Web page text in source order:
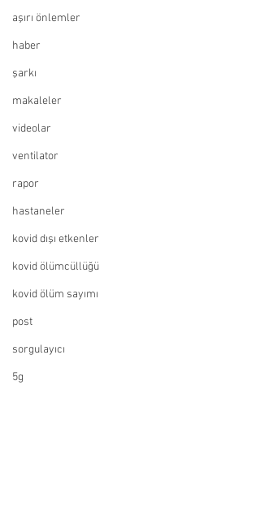
aşırı önlemler
haber
şarkı
makaleler
videolar
ventilator
rapor
hastaneler
kovid dışı etkenler
kovid ölümcüllüğü
kovid ölüm sayımı
post
sorgulayıcı
5g